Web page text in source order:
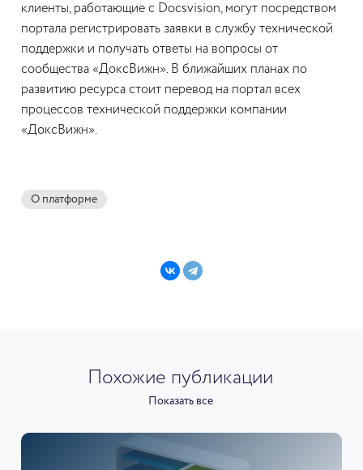
клиенты, работающие с Docsvision, могут посредством
портала регистрировать заявки в службу технической
поддержки и получать ответы на вопросы от
сообщества «ДоксВижн». В ближайших планах по
развитию ресурса стоит перевод на портал всех
процессов технической поддержки компании
«ДоксВижн».
О платформе
Похожие публикации
Показать все